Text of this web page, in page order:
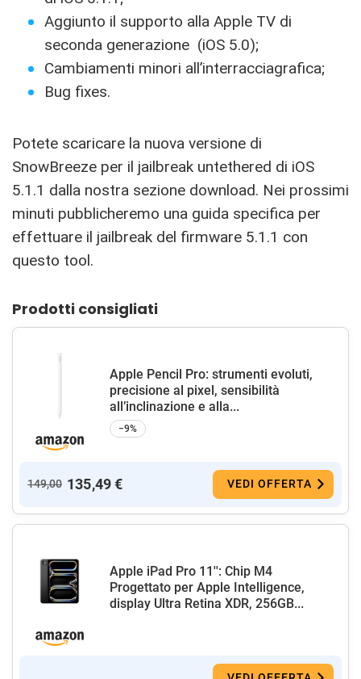
Aggiunto il supporto alla Apple TV di
seconda generazione (iOS 5.0);
Cambiamenti minori all’interracciagrafica;
Bug fixes.
Potete scaricare la nuova versione di
SnowBreeze per il jailbreak untethered di iOS
5.1.1 dalla nostra sezione download. Nei prossimi
minuti pubblicheremo una guida specifica per
effettuare il jailbreak del firmware 5.1.1 con
questo tool.
Prodotti consigliati
Apple Pencil Pro: strumenti evoluti,
precisione al pixel, sensibilità
all’inclinazione e alla...
−9%
149,00 135,49 € VEDI OFFERTA
Apple iPad Pro 11'': Chip M4
Progettato per Apple Intelligence,
display Ultra Retina XDR, 256GB...